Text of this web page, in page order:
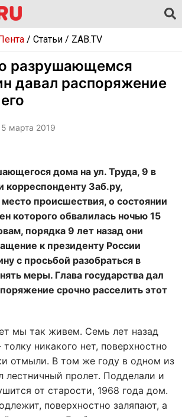
/ Статьи/ ZAB.TV
разрушающемся
давал распоряжение
марта 2019
дома на ул. Труда, 9 в
корреспонденту Заб.ру,
происшествия, о состоянии
которого обвалилась ночью 15
порядка 9 лет назад они
к президенту России
с просьбой разобраться в
меры. Глава государства дал
срочно расселить этот
мы так живем. Семь лет назад
никакого нет, поверхностно
отмыли. В том же году в одном из
лестничный пролет. Подделали и
от старости, 1968 года дом.
поверхностно заляпают, а